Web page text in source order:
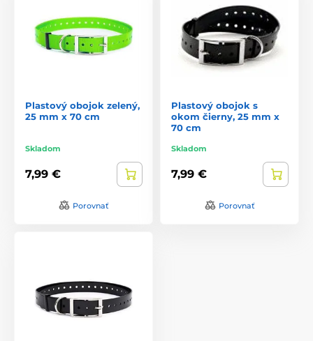
Plastový obojok zelený,
25 mm x 70 cm
Skladom
7,99 €
Porovnať
Plastový obojok s
okom čierny, 25 mm x
70 cm
Skladom
7,99 €
Porovnať